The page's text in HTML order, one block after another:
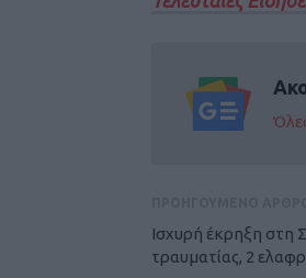
Ισχυρή έκρηξη στη
τραυματίας, 2